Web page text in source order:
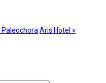
Paleochora Aris Hotel »